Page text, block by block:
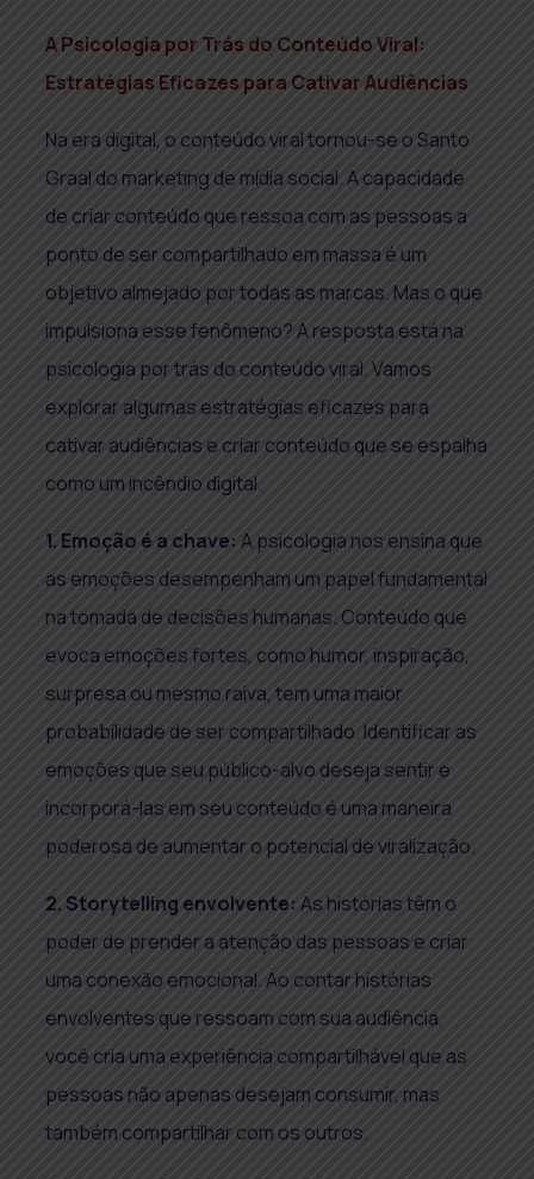
A Psicologia por Trás do Conteúdo Viral:
Estratégias Eficazes para Cativar Audiências
Na era digital, o conteúdo viral tornou-se o Santo
Graal do marketing de mídia social. A capacidade
de criar conteúdo que ressoa com as pessoas a
ponto de ser compartilhado em massa é um
objetivo almejado por todas as marcas. Mas o que
impulsiona esse fenômeno? A resposta está na
psicologia por trás do conteúdo viral. Vamos
explorar algumas estratégias eficazes para
cativar audiências e criar conteúdo que se espalha
como um incêndio digital.
1. Emoção é a chave: A psicologia nos ensina que
as emoções desempenham um papel fundamental
na tomada de decisões humanas. Conteúdo que
evoca emoções fortes, como humor, inspiração,
surpresa ou mesmo raiva, tem uma maior
probabilidade de ser compartilhado. Identificar as
emoções que seu público-alvo deseja sentir e
incorporá-las em seu conteúdo é uma maneira
poderosa de aumentar o potencial de viralização.
2. Storytelling envolvente: As histórias têm o
poder de prender a atenção das pessoas e criar
uma conexão emocional. Ao contar histórias
envolventes que ressoam com sua audiência,
você cria uma experiência compartilhável que as
pessoas não apenas desejam consumir, mas
também compartilhar com os outros.